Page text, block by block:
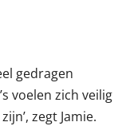
gedragen
voelen zich veilig
zegt Jamie.